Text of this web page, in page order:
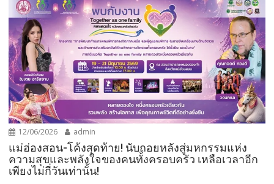
12/06/2026 admin
แม่ฮ่องสอน-โค้งสุดท้าย! นับถอยหลังสู่มหกรรมแห่ง
ความสุขและพลังใจของคนทั้งครอบครัว เหลือเวลาอีก
เพียงไม่กี่วันเท่านั้น!